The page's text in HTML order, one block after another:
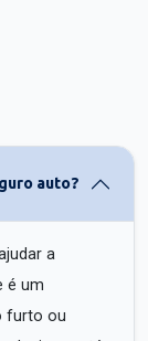
auto?
a
é um
furto ou